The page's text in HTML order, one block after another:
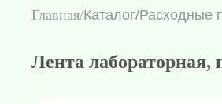
Главная Каталог/Расходные
Лента